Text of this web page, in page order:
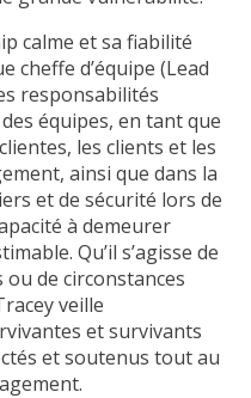
calme et sa fiabilité
cheffe d’équipe (Lead
responsabilités
équipes, en tant que
les clients et les
ainsi que dans la
et de sécurité lors de
à demeurer
Qu’il s’agisse de
de circonstances
veille
et survivants
et soutenus tout au